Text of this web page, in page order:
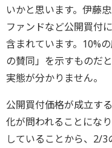
いかと思います。伊藤
ファンドなど公開買付
含まれています。10%
の賛同」を示すものだ
実態が分かりません。
公開買付価格が成立す
化が問われることにな
していることから、2/